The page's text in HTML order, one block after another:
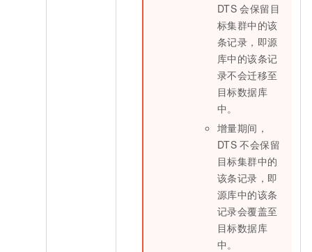
DTS 会保留目
标集群中的该
条记录，即源
库中的该条记
录不会迁移至
目标数据库
中。
增量期间，
DTS 不会保留
目标集群中的
该条记录，即
源库中的该条
记录会覆盖至
目标数据库
中。